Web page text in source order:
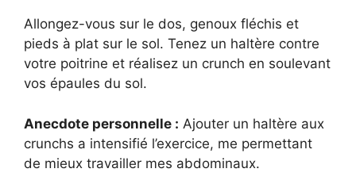
Allongez-vous sur le dos, genoux fléchis et
pieds à plat sur le sol. Tenez un haltère contre
votre poitrine et réalisez un crunch en soulevant
vos épaules du sol.
Anecdote personnelle : Ajouter un haltère aux
crunchs a intensifié l’exercice, me permettant
de mieux travailler mes abdominaux.